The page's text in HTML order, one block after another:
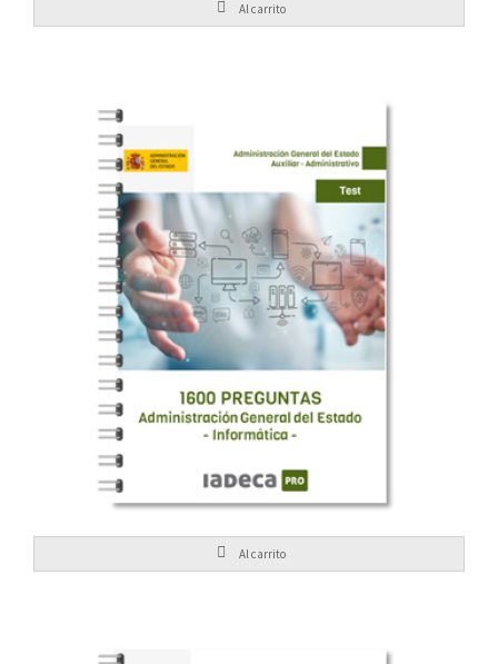
Al carrito
1600 preguntas Informática –
Administrativo del Estado – Bloque VI
35,95€
Al carrito